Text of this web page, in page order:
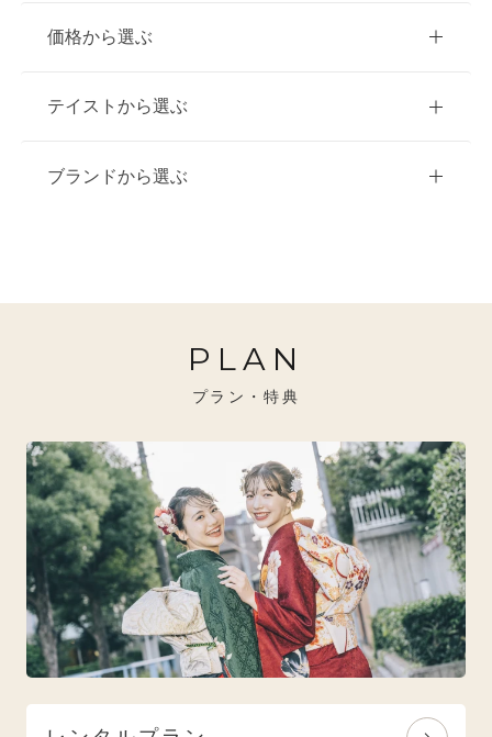
赤
価格から選ぶ
ご購入
10万円台以下
20万円～26万円未満
26万円～31万円未満
テイストから選ぶ
クラシック
クール
ナチュラル
ブランドから選ぶ
イエベ秋におすすめ
ブルべ夏におすすめ
ブルべ冬におすすめ
特選技法
オリジナルブランド
人気モデルブランド
PLAN
プラン・特典